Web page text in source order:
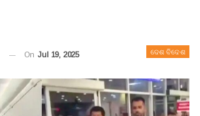
ଦେଶ ବିଦେଶ
On Jul 19, 2025